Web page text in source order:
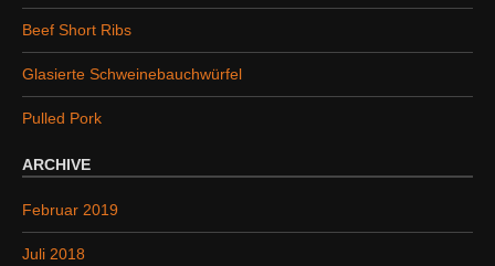
a
c
h
:
Beef Short Ribs
Glasierte Schweinebauchwürfel
Pulled Pork
ARCHIVE
Februar 2019
Juli 2018